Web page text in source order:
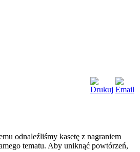
odnaleźliśmy kasetę z nagraniem
tematu. Aby uniknąć powtórzeń,